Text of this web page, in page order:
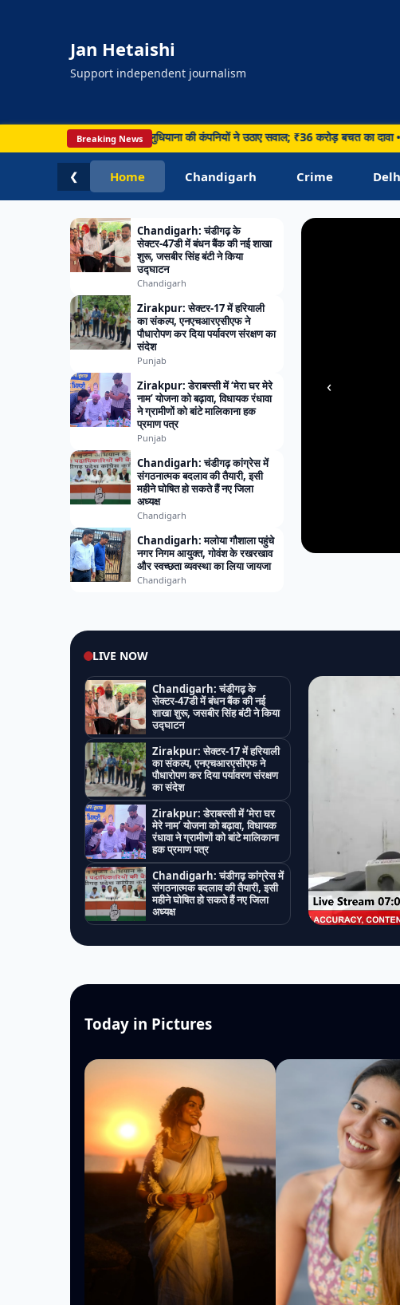
Jan Hetaishi
Support independent journalism
Breaking News
टेंडर पर घमासान, लुधियाना की कंपनियों ने उठाए सवाल; ₹36 करोड़ बचत का दावा •
❮ Home Chandigarh Crime
Chandigarh: चंडीगढ़ के
सेक्टर-47डी में बंधन बैंक की नई शाखा
शुरू, जसबीर सिंह बंटी ने किया
उद्घाटन
Chandigarh
Zirakpur: सेक्टर-17 में हरियाली
का संकल्प, एनएचआरएसीएफ ने
पौधारोपण कर दिया पर्यावरण संरक्षण का
संदेश
Punjab
Zirakpur: डेराबस्सी में ‘मेरा घर मेरे
नाम’ योजना को बढ़ावा, विधायक रंधावा
ने ग्रामीणों को बांटे मालिकाना हक
प्रमाण पत्र
Punjab
Chandigarh: चंडीगढ़ कांग्रेस में
संगठनात्मक बदलाव की तैयारी, इसी
महीने घोषित हो सकते हैं नए जिला
अध्यक्ष
Chandigarh
Chandigarh: मलोया गौशाला पहुंचे
नगर निगम आयुक्त, गोवंश के रखरखाव
और स्वच्छता व्यवस्था का लिया जायजा
Chandigarh
‹
HARYANA
Chandigarh • 06
कार्यक्रम,
LIVE NOW
Chandigarh: चंडीगढ़ के
सेक्टर-47डी में बंधन बैंक की नई
शाखा शुरू, जसबीर सिंह बंटी ने किया
उद्घाटन
Zirakpur: सेक्टर-17 में हरियाली
का संकल्प, एनएचआरएसीएफ ने
पौधारोपण कर दिया पर्यावरण संरक्षण
का संदेश
Zirakpur: डेराबस्सी में ‘मेरा घर
मेरे नाम’ योजना को बढ़ावा, विधायक
रंधावा ने ग्रामीणों को बांटे मालिकाना
हक प्रमाण पत्र
Chandigarh: चंडीगढ़ कांग्रेस में
संगठनात्मक बदलाव की तैयारी, इसी
महीने घोषित हो सकते हैं नए जिला
अध्यक्ष
Today in Pictures